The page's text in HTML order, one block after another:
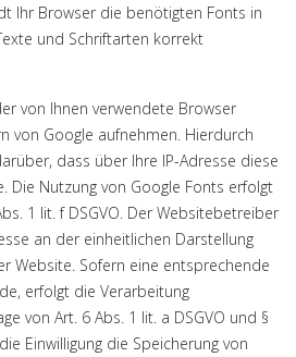
Ihr Browser die benötigten Fonts in
und Schriftarten korrekt
von Ihnen verwendete Browser
von Google aufnehmen. Hierdurch
dass über Ihre IP-Adresse diese
Die Nutzung von Google Fonts erfolgt
1 lit. f DSGVO. Der Websitebetreiber
an der einheitlichen Darstellung
Website. Sofern eine entsprechende
erfolgt die Verarbeitung
von Art. 6 Abs. 1 lit. a DSGVO und §
Einwilligung die Speicherung von